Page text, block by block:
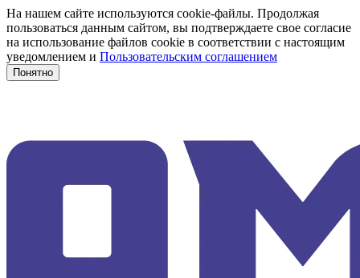
На нашем сайте используются cookie-файлы. Продолжая
пользоваться данным сайтом, вы подтверждаете свое согласие
на использование файлов cookie в соответствии с настоящим
уведомлением и Пользовательским соглашением
Понятно